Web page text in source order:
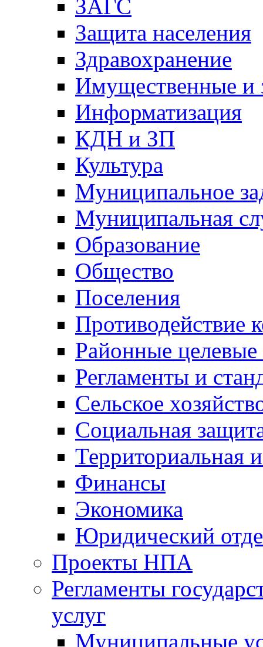
ЗАГС
Защита населения
Здравохранение
Имущественные и
Информатизация
КДН и ЗП
Культура
Муниципальное
Муниципальная
Образование
Общество
Поселения
Противодействие
Районные
Регламенты и
Сельское
Социальная
Территориальная
Финансы
Экономика
Юридический
Проекты НПА
Регламенты
услуг
Муниципальные